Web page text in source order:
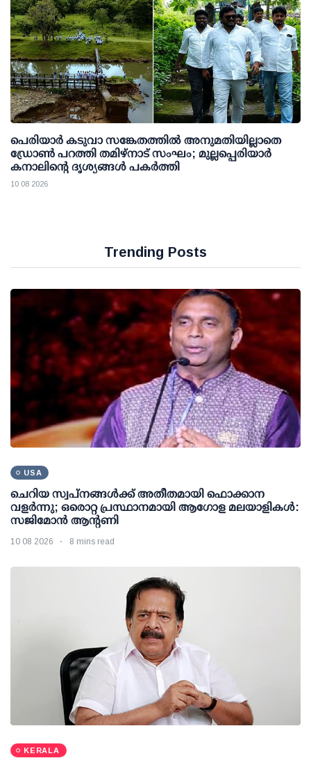
പെരിയാര്‍ കടുവാ സങ്കേതത്തില്‍ അനുമതിയില്ലാതെ
ഡ്രോണ്‍ പറത്തി തമിഴ്നാട് സംഘം; മുല്ലപ്പെരിയാര്‍
കനാലിന്റെ ദൃശ്യങ്ങള്‍ പകര്‍ത്തി
10 08 2026
Trending Posts
USA
ചെറിയ സ്വപ്നങ്ങൾക്ക് അതീതമായി ഫൊക്കാന
വളർന്നു; ഒരൊറ്റ പ്രസ്ഥാനമായി ആഗോള മലയാളികൾ:
സജിമോൻ ആന്റണി
10 08 2026 8 mins read
KERALA